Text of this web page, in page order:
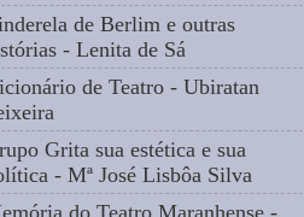
de Berlim e outras
- Lenita de Sá
de Teatro - Ubiratan
Grita sua estética e sua
- Mª José Lisbôa Silva
do Teatro Maranhense -